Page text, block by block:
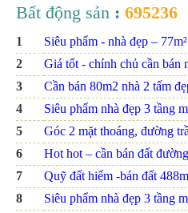
Bất động sản : 695236
1
Siêu phẩm - nhà đẹp –
2
Giá tốt - chính chủ cần bán
3
Cần bán 80m2 nhà 2 tấm
4
Siêu phẩm nhà đẹp 3 tầng
5
Góc 2 mặt thoáng, đường
6
Hot hot – cần bán đất
7
Quỹ đất hiếm -bán đất
8
Siêu phẩm nhà đẹp 3 tầng